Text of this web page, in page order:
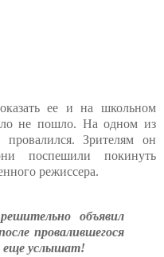
ее и на школьном
не пошло. На одном из
провалился. Зрителям он
поспешили покинуть
режиссера.
объявил
провалившегося
еще услышат!